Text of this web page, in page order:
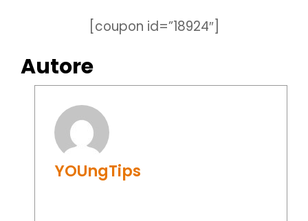
[coupon id=”18924″]
Autore
YOUngTips